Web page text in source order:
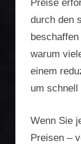
Preise
durch den
warum
einem
um schnell
Wenn Sie
Preisen –